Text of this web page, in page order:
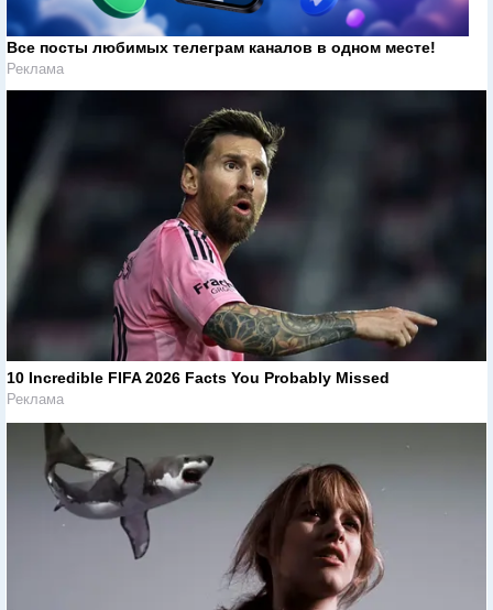
Все посты любимых телеграм каналов в одном месте!
Реклама
10 Incredible FIFA 2026 Facts You Probably Missed
Реклама